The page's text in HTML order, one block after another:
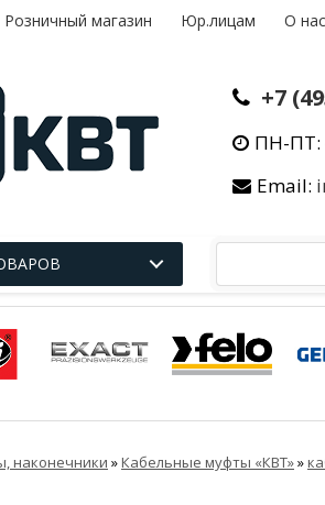
Розничный магазин Юр.лицам О нас
+7
ПН-ПТ:
Email:
наконечники »Кабельные муфты «КВТ»»